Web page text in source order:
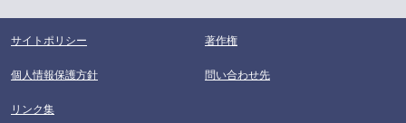
サイトポリシー 著作権
個人情報保護方針 問い合わせ先
リンク集